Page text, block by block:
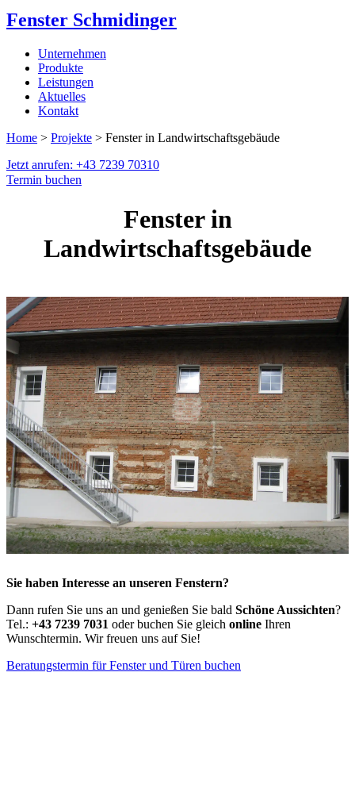
Fenster Schmidinger
Unternehmen
Produkte
Leistungen
Aktuelles
Kontakt
Home > Projekte > Fenster in Landwirtschaftsgebäude
Jetzt anrufen: +43 7239 70310
Termin buchen
Fenster in
Landwirtschaftsgebäude
Sie haben Interesse an unseren Fenstern?
Dann rufen Sie uns an und genießen Sie bald Schöne Aussichten?
Tel.: +43 7239 7031 oder buchen Sie gleich online Ihren
Wunschtermin. Wir freuen uns auf Sie!
Beratungstermin für Fenster und Türen buchen